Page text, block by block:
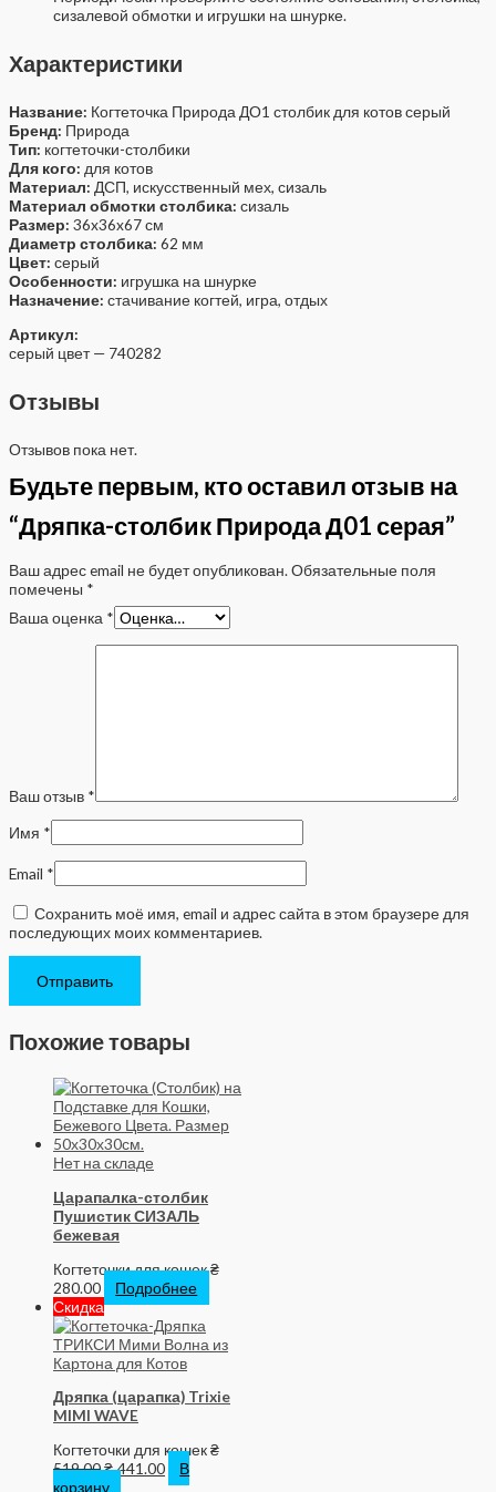
сизалевой обмотки и игрушки на шнурке.
Характеристики
Название: Когтеточка Природа ДО1 столбик для котов серый
Бренд: Природа
Тип: когтеточки-столбики
Для кого: для котов
Материал: ДСП, искусственный мех, сизаль
Материал обмотки столбика: сизаль
Размер: 36x36x67 см
Диаметр столбика: 62 мм
Цвет: серый
Особенности: игрушка на шнурке
Назначение: стачивание когтей, игра, отдых
Артикул:
серый цвет — 740282
Отзывы
Отзывов пока нет.
Будьте первым, кто оставил отзыв на
“Дряпка-столбик Природа Д01 серая”
Ваш адрес email не будет опубликован. Обязательные поля
помечены *
Ваша оценка *
Ваш отзыв *
Имя *
Email *
Сохранить моё имя, email и адрес сайта в этом браузере для
последующих моих комментариев.
Похожие товары
Нет на складе
Царапалка-столбик
Пушистик СИЗАЛЬ
бежевая
Когтеточки для кошек₴
280.00
Подробнее
Скидка
Дряпка (царапка) Trixie
MIMI WAVE
Когтеточки для кошек₴
519.00₴ 441.00
В
корзину